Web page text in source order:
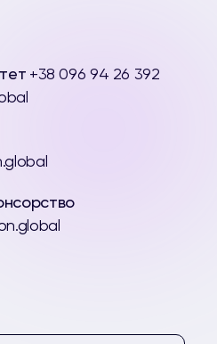
+38 096 94 26 392